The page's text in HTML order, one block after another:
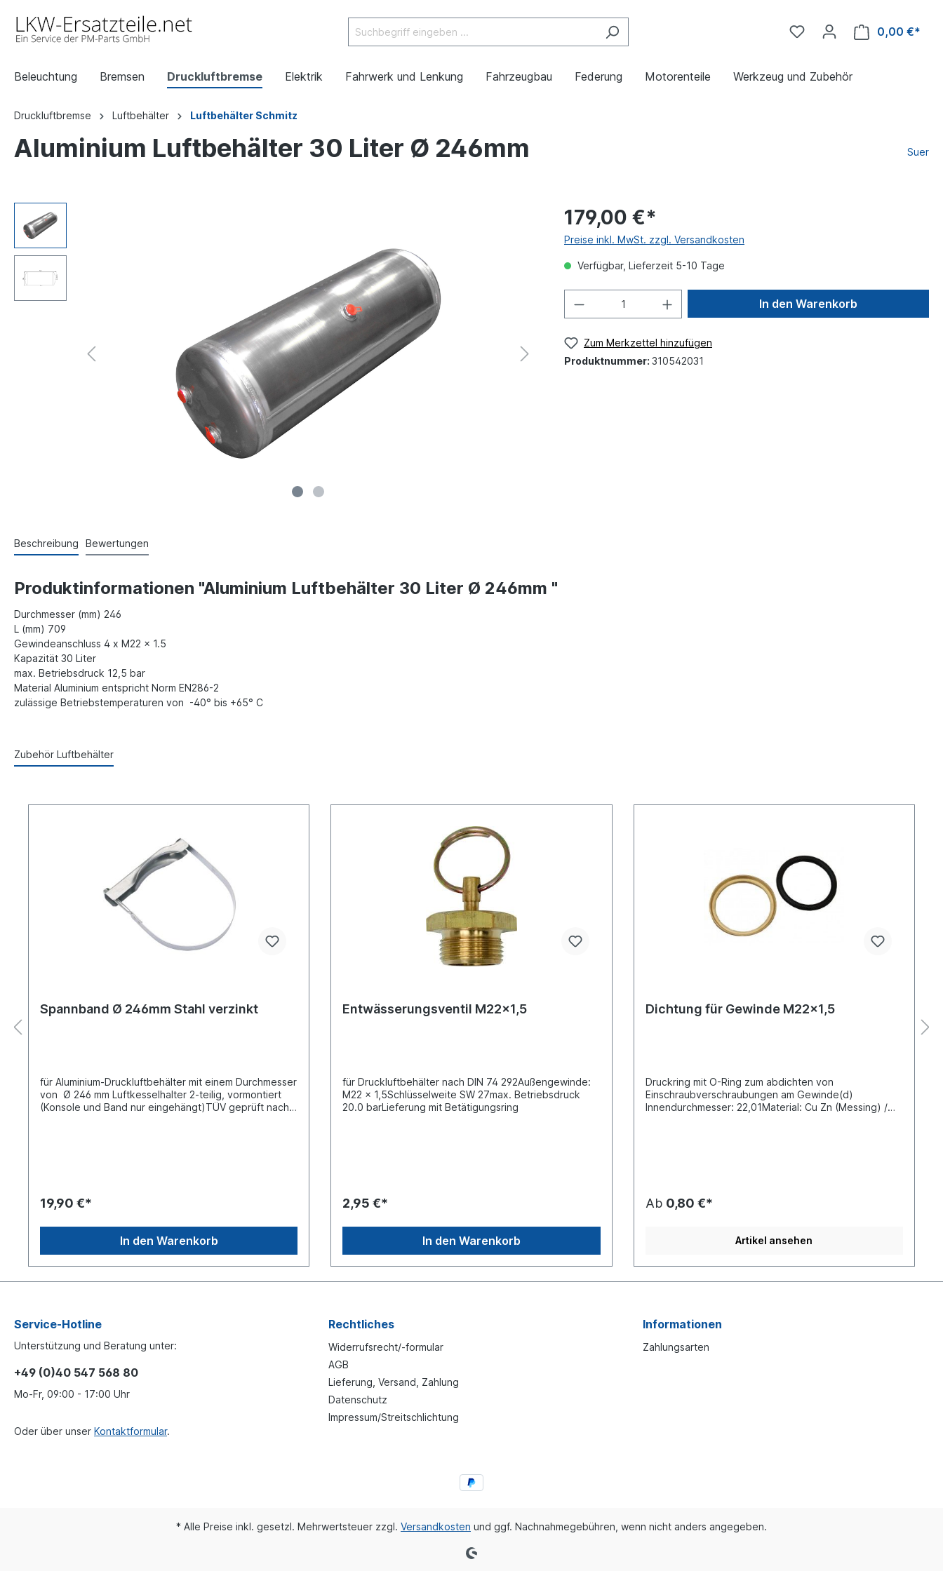
0,00 €*
Beleuchtung Bremsen Druckluftbremse Elektrik Fahrwerk und Lenkung Fahrzeugbau Federung Motorenteile Werkzeug und Zubehör
Druckluftbremse Luftbehälter Luftbehälter Schmitz
Aluminium Luftbehälter 30 Liter Ø 246mm Suer
179,00 €*
Preise inkl. MwSt. zzgl. Versandkosten
Verfügbar, Lieferzeit 5-10 Tage
In den Warenkorb
Zum Merkzettel hinzufügen
Produktnummer: 310542031
Beschreibung Bewertungen
Produktinformationen "Aluminium Luftbehälter 30 Liter Ø 246mm "
Durchmesser (mm) 246
L (mm) 709
Gewindeanschluss 4 x M22 x 1.5
Kapazität 30 Liter
max. Betriebsdruck 12,5 bar
Material Aluminium entspricht Norm EN286-2
zulässige Betriebstemperaturen von -40° bis +65° C
Zubehör Luftbehälter
Spannband Ø 246mm Stahl verzinkt
für Aluminium-Druckluftbehälter mit einem Durchmesser
von Ø 246 mm Luftkesselhalter 2-teilig, vormontiert
(Konsole und Band nur eingehängt)TÜV geprüft nach
19,90 €*
In den Warenkorb
Entwässerungsventil M22x1,5
für Druckluftbehälter nach DIN 74 292Außengewinde:
M22 x 1,5Schlüsselweite SW 27max. Betriebsdruck
20.0 barLieferung mit Betätigungsring
2,95 €*
In den Warenkorb
Dichtung für Gewinde M22x1,5
Druckring mit O-Ring zum abdichten von
Einschraubverschraubungen am Gewinde(d)
Innendurchmesser: 22,01Material: Cu Zn (Messing) /
Ab 0,80 €*
Artikel ansehen
Service-Hotline
Unterstützung und Beratung unter:
+49 (0)40 547 568 80
Mo-Fr, 09:00 - 17:00 Uhr
Oder über unser Kontaktformular.
Rechtliches
Widerrufsrecht/-formular
AGB
Lieferung, Versand, Zahlung
Datenschutz
Impressum/Streitschlichtung
Informationen
Zahlungsarten
* Alle Preise inkl. gesetzl. Mehrwertsteuer zzgl. Versandkosten und ggf. Nachnahmegebühren, wenn nicht anders angegeben.